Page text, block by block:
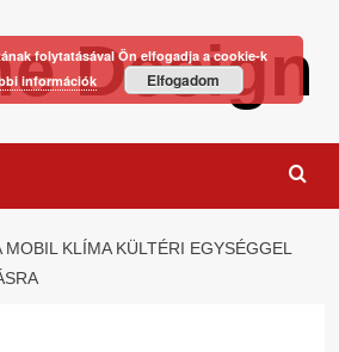
Design
MOBIL KLÍMA KÜLTÉRI EGYSÉGGEL
folytatásával Ön elfogadja a cookie-k
információk Elfogadom